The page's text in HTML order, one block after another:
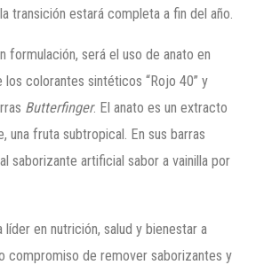
transición estará completa a fin del año.
formulación, será el uso de anato en
colorantes sintéticos “Rojo 40” y
Butterfinger. El anato es un extracto
una fruta subtropical. En sus barras
saborizante artificial sabor a vainilla por
líder en nutrición, salud y bienestar a
compromiso de remover saborizantes y